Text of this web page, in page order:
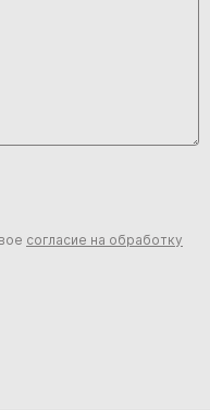
согласие на обработку